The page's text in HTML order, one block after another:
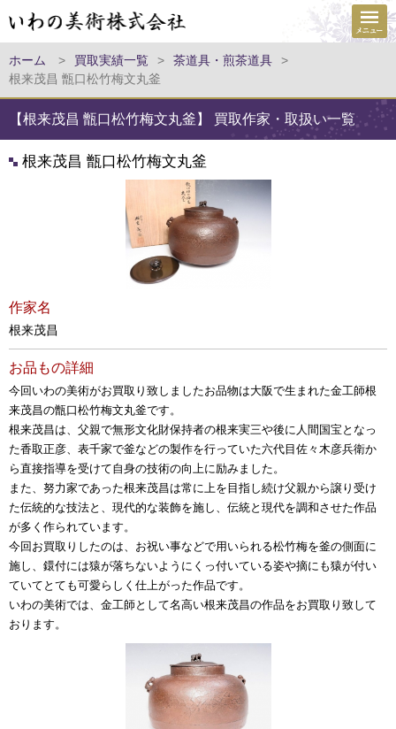
ホーム > 買取実績一覧 > 茶道具・煎茶道具
>
根来茂昌 甑口松竹梅文丸釜
【根来茂昌 甑口松竹梅文丸釜】 買取作家・取扱い一覧
根来茂昌 甑口松竹梅文丸釜
作家名
根来茂昌
お品もの詳細
今回いわの美術がお買取り致しましたお品物は大阪で生まれた金工師根
来茂昌の甑口松竹梅文丸釜です。
根来茂昌は、父親で無形文化財保持者の根来実三や後に人間国宝となっ
た香取正彦、表千家で釜などの製作を行っていた六代目佐々木彦兵衛か
ら直接指導を受けて自身の技術の向上に励みました。
また、努力家であった根来茂昌は常に上を目指し続け父親から譲り受け
た伝統的な技法と、現代的な装飾を施し、伝統と現代を調和させた作品
が多く作られています。
今回お買取りしたのは、お祝い事などで用いられる松竹梅を釜の側面に
施し、鐶付には猿が落ちないようにくっ付いている姿や摘にも猿が付い
ていてとても可愛らしく仕上がった作品です。
いわの美術では、金工師として名高い根来茂昌の作品をお買取り致して
おります。